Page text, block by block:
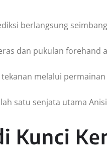
berlangsung
dan pukulan forehand
melalui
satu senjata utama
Kunci